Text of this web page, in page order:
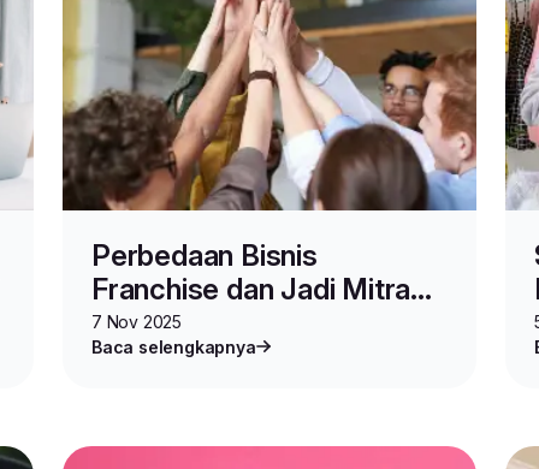
Perbedaan Bisnis
Franchise dan Jadi Mitra
Lion Parcel: Mana yang
Lebih Menguntungkan?
7 Nov 2025
Baca selengkapnya